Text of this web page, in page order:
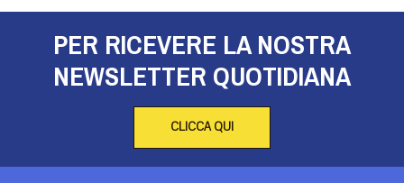
PER RICEVERE LA NOSTRA
NEWSLETTER QUOTIDIANA
CLICCA QUI